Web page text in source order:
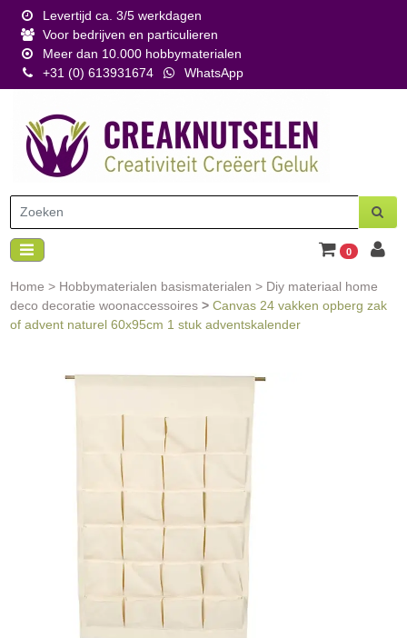
Levertijd ca. 3/5 werkdagen
Voor bedrijven en particulieren
Meer dan 10.000 hobbymaterialen
+31 (0) 613931674
WhatsApp
0
Home > Hobbymaterialen basismaterialen > Diy materiaal home
deco decoratie woonaccessoires > Canvas 24 vakken opberg zak
of advent naturel 60x95cm 1 stuk adventskalender